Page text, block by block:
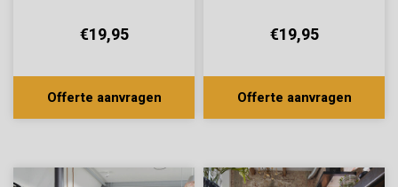
€19,95
Offerte aanvragen
€19,95
Offerte aanvragen